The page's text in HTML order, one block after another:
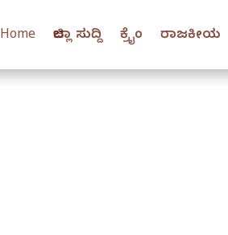
Home ಜಿಲ್ಲಾ ಸುದ್ದಿ ಕ್ರೈಂ ರಾಜಕೀಯ